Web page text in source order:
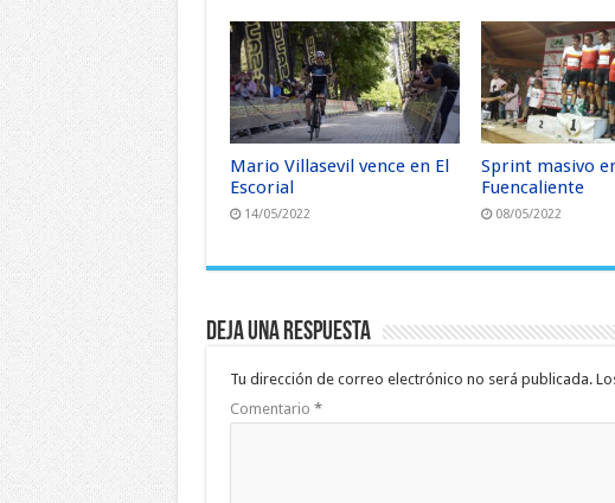
Mario Villasevil vence en El
Escorial
14/05/2022
Sprint masivo
Fuencaliente
08/05/2022
Deja una respuesta
Tu dirección de correo electrónico no será publicada.
Comentario *